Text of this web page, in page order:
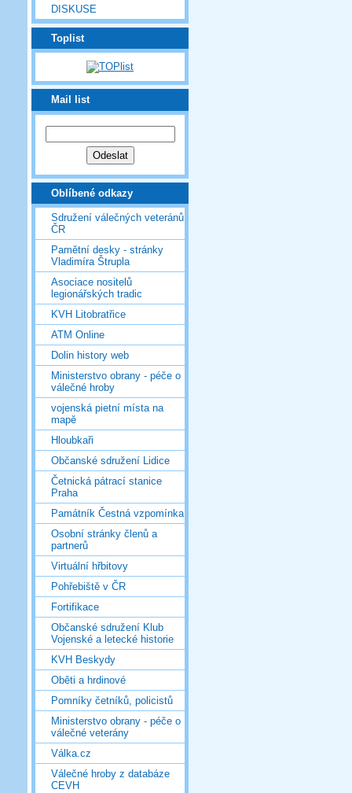
DISKUSE
Toplist
Mail list
Oblíbené odkazy
Sdružení válečných veteránů
ČR
Pamětní desky - stránky
Vladimíra Štrupla
Asociace nositelů
legionářských tradic
KVH Litobratřice
ATM Online
Dolin history web
Ministerstvo obrany - péče o
válečné hroby
vojenská pietní místa na
mapě
Hloubkaři
Občanské sdružení Lidice
Četnická pátrací stanice
Praha
Památník Čestná vzpomínka
Osobní stránky členů a
partnerů
Virtuální hřbitovy
Pohřebiště v ČR
Fortifikace
Občanské sdružení Klub
Vojenské a letecké historie
KVH Beskydy
Oběti a hrdinové
Pomníky četníků, policistů
Ministerstvo obrany - péče o
válečné veterány
Válka.cz
Válečné hroby z databáze
CEVH